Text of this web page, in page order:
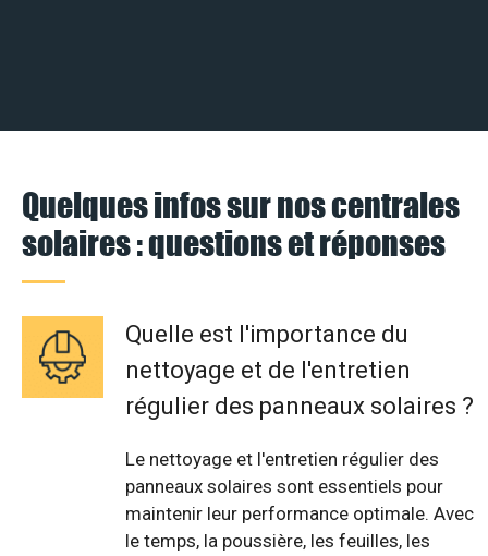
Quelques infos sur nos centrales
solaires : questions et réponses
Quelle est l'importance du
nettoyage et de l'entretien
régulier des panneaux solaires ?
Le nettoyage et l'entretien régulier des
panneaux solaires sont essentiels pour
maintenir leur performance optimale. Avec
le temps, la poussière, les feuilles, les